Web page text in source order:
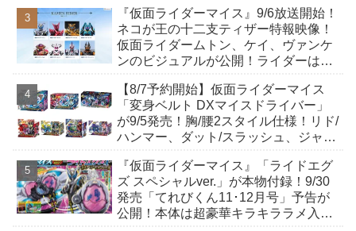
んも変身！
『仮面ライダーマイス』9/6放送開始！
ネコが王の十二支ティザー特報映像！
仮面ライダームトン、ケイ、ヴァンケ
ンのビジュアルが公開！ライダーは子
【8/7予約開始】仮面ライダーマイス
「変身ベルト DXマイスドライバー」
が9/5発売！胸/腰2スタイル仕様！リド/
ハンマー、ダット/スラッシュ、ジャ
クルも！
『仮面ライダーマイス』「ライドエグ
ズ スペシャルver.」が本物付録！9/30
発売「てれびくん11･12月号」予告が
公開！本体は超豪華キラキララメ入